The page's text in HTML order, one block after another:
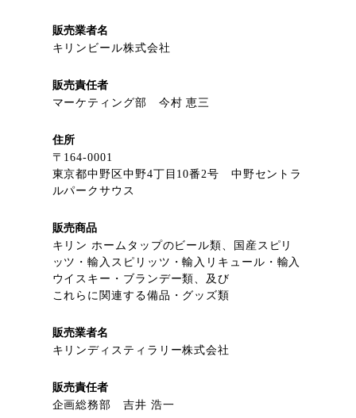
販売業者名
キリンビール株式会社
販売責任者
マーケティング部 今村 恵三
住所
〒164-0001
東京都中野区中野4丁目10番2号 中野セントラ
ルパークサウス
販売商品
キリン ホームタップのビール類、国産スピリ
ッツ・輸入スピリッツ・輸入リキュール・輸入
ウイスキー・ブランデー類、及び
これらに関連する備品・グッズ類
販売業者名
キリンディスティラリー株式会社
販売責任者
企画総務部 吉井 浩一